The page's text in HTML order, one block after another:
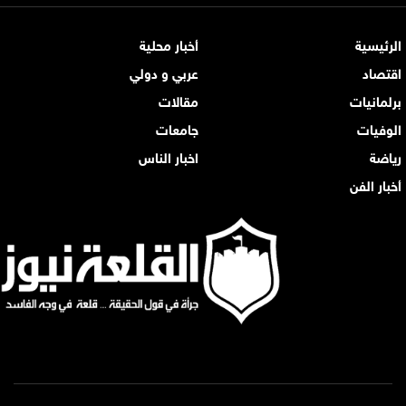
الرئيسية
أخبار محلية
اقتصاد
عربي و دولي
برلمانيات
مقالات
الوفيات
جامعات
رياضة
اخبار الناس
أخبار الفن